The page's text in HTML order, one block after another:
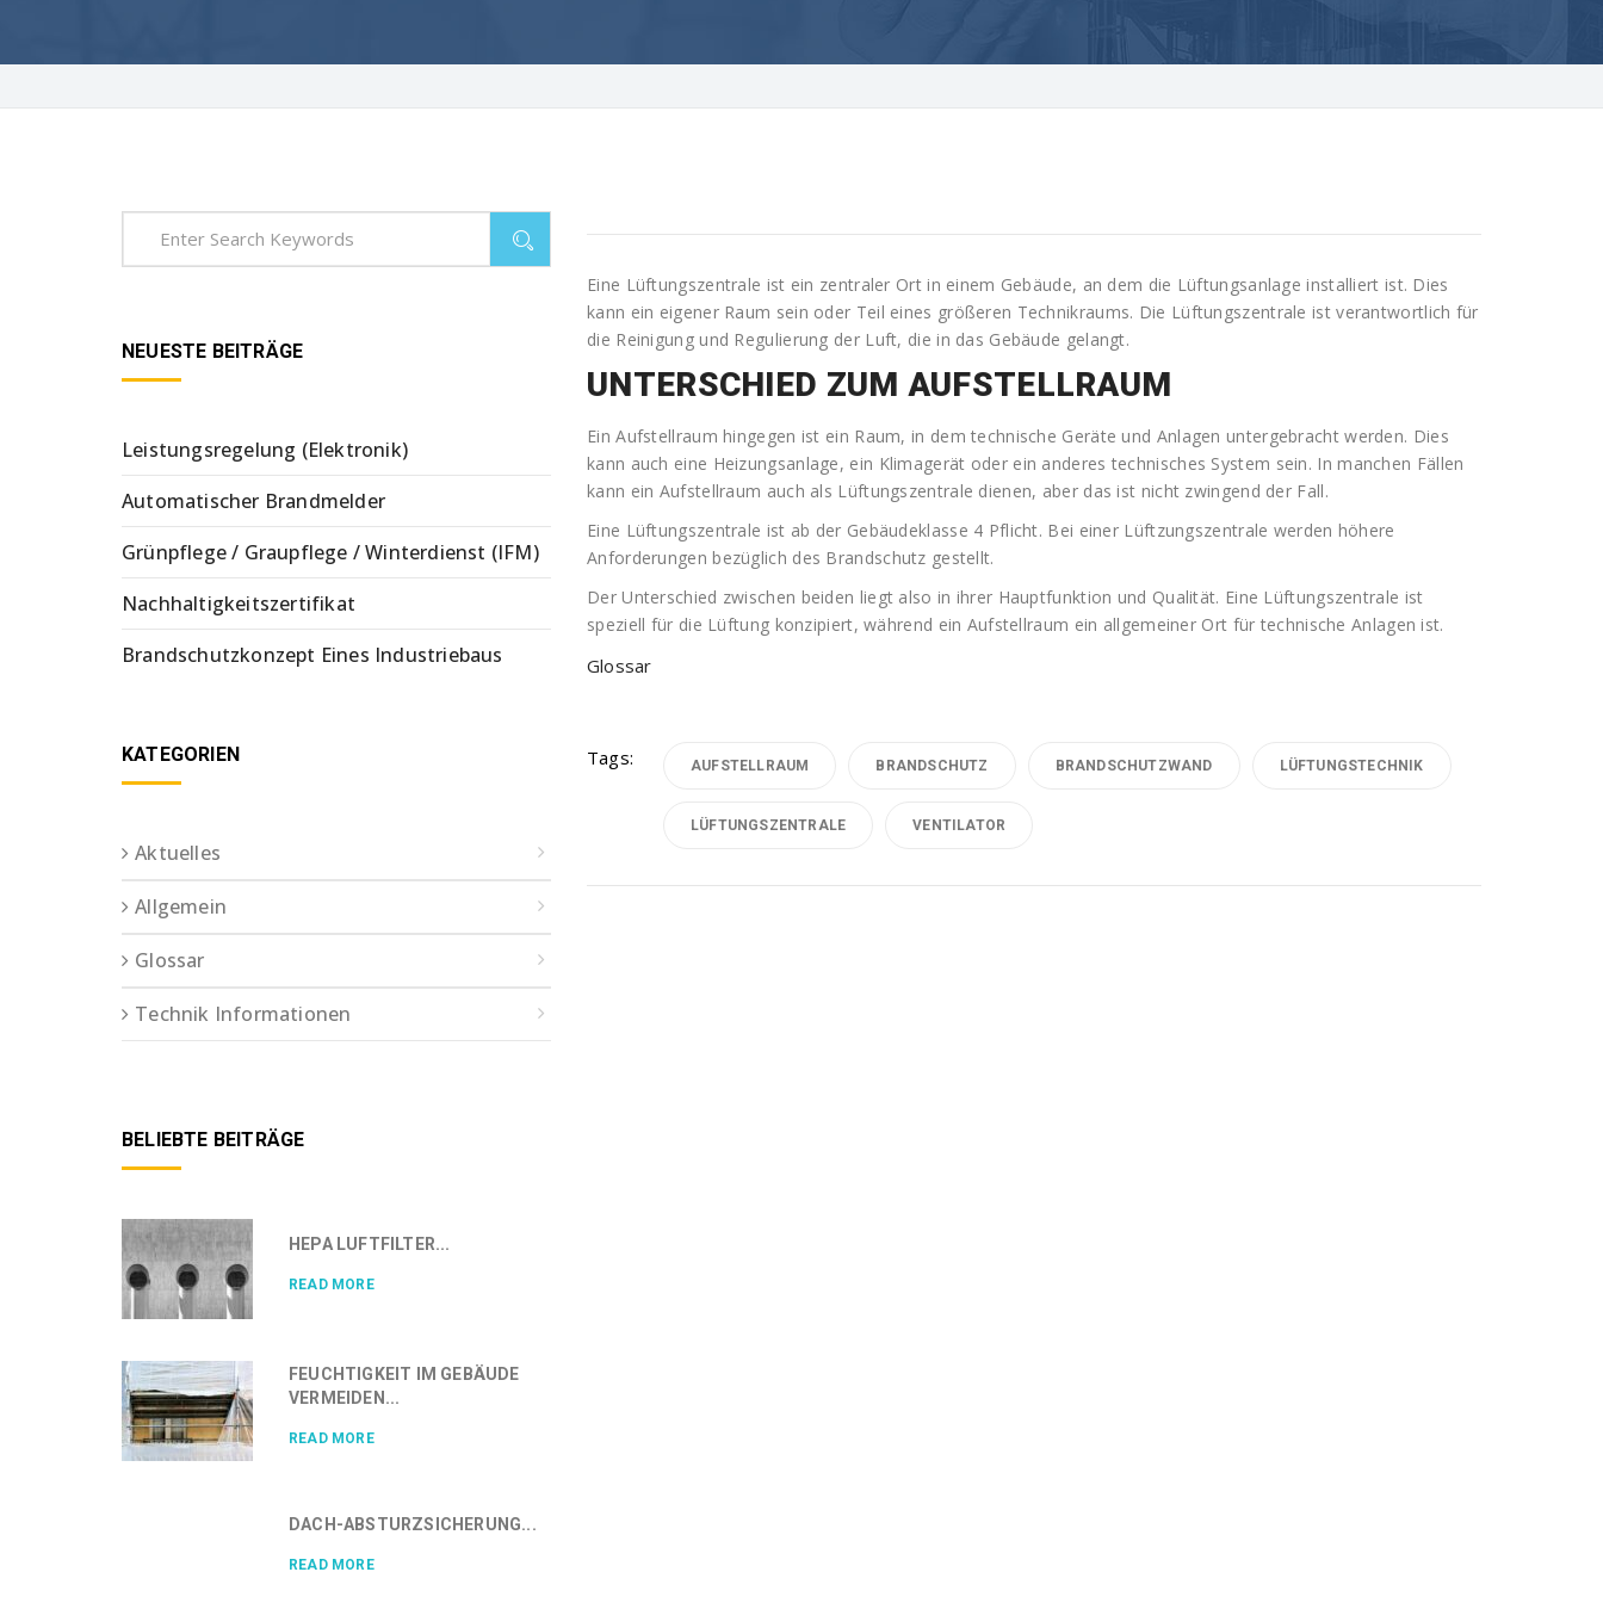
Eine Lüftungszentrale ist ein zentraler Ort in einem Gebäude, an dem die Lüftungsanlage installiert ist. Dies
kann ein eigener Raum sein oder Teil eines größeren Technikraums. Die Lüftungszentrale ist verantwortlich für
die Reinigung und Regulierung der Luft, die in das Gebäude gelangt.
UNTERSCHIED ZUM AUFSTELLRAUM
Ein Aufstellraum hingegen ist ein Raum, in dem technische Geräte und Anlagen untergebracht werden. Dies
kann auch eine Heizungsanlage, ein Klimagerät oder ein anderes technisches System sein. In manchen Fällen
kann ein Aufstellraum auch als Lüftungszentrale dienen, aber das ist nicht zwingend der Fall.
Eine Lüftungszentrale ist ab der Gebäudeklasse 4 Pflicht. Bei einer Lüftzungszentrale werden höhere
Anforderungen bezüglich des Brandschutz gestellt.
Der Unterschied zwischen beiden liegt also in ihrer Hauptfunktion und Qualität. Eine Lüftungszentrale ist
speziell für die Lüftung konzipiert, während ein Aufstellraum ein allgemeiner Ort für technische Anlagen ist.
Glossar
Tags: AUFSTELLRAUM BRANDSCHUTZ BRANDSCHUTZWAND LÜFTUNGSTECHNIK
LÜFTUNGSZENTRALE VENTILATOR
NEUESTE BEITRÄGE
Leistungsregelung (Elektronik)
Automatischer Brandmelder
Grünpflege / Graupflege / Winterdienst (IFM)
Nachhaltigkeitszertifikat
Brandschutzkonzept Eines Industriebaus
KATEGORIEN
Aktuelles
Allgemein
Glossar
Technik Informationen
BELIEBTE BEITRÄGE
HEPA LUFTFILTER...
READ MORE
FEUCHTIGKEIT IM GEBÄUDE
VERMEIDEN...
READ MORE
DACH-ABSTURZSICHERUNG...
READ MORE